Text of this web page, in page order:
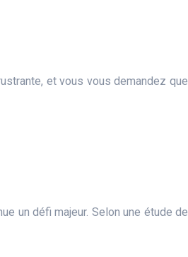
et vous vous demandez que
un défi majeur. Selon une étude de